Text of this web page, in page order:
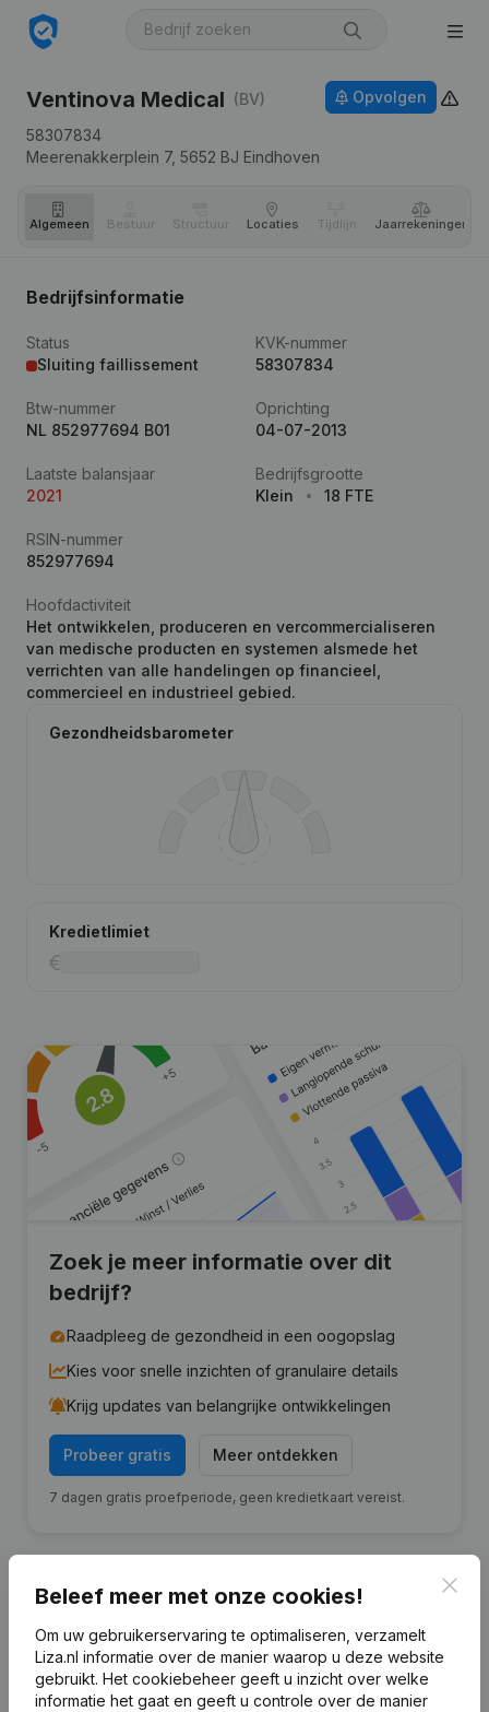
Ventinova Medical (BV)
58307834
Meerenakkerplein 7, 5652 BJ Eindhoven
Opvolgen
Algemeen Bestuur Structuur Locaties Tijdlijn Jaar­rekeningen
Bedrijfsinformatie
Status
Sluiting faillissement
KVK-nummer
58307834
Btw-nummer
NL 852977694 B01
Oprichting
04-07-2013
Laatste balansjaar
2021
Bedrijfsgrootte
Klein
18 FTE
RSIN-nummer
852977694
Hoofdactiviteit
Het ontwikkelen, produceren en vercommercialiseren
van medische producten en systemen alsmede het
verrichten van alle handelingen op financieel,
commercieel en industrieel gebied.
Gezondheidsbarometer
Kredietlimiet
Zoek je meer informatie over dit
bedrijf?
Raadpleeg de gezondheid in een oogopslag
Kies voor snelle inzichten of granulaire details
Krijg updates van belangrijke ontwikkelingen
Probeer gratis Meer ontdekken
7 dagen gratis proefperiode, geen kredietkaart vereist.
Financiële gegevensvan Ventinova
Medical
Beleef meer met onze cookies!
Om uw gebruikerservaring te optimaliseren, verzamelt
Liza.nl informatie over de manier waarop u deze website
gebruikt. Het cookiebeheer geeft u inzicht over welke
informatie het gaat en geeft u controle over de manier